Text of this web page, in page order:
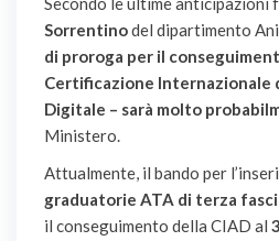
Sorrentinodel dipartimento
di proroga per il
Certificazione Internazionale
Digitale – sarà molto
Ministero.
Attualmente, il bando per
graduatorie ATA di terza
il conseguimento della CIAD al